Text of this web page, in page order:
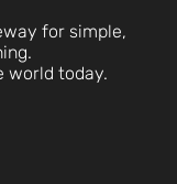
for simple,
world today.